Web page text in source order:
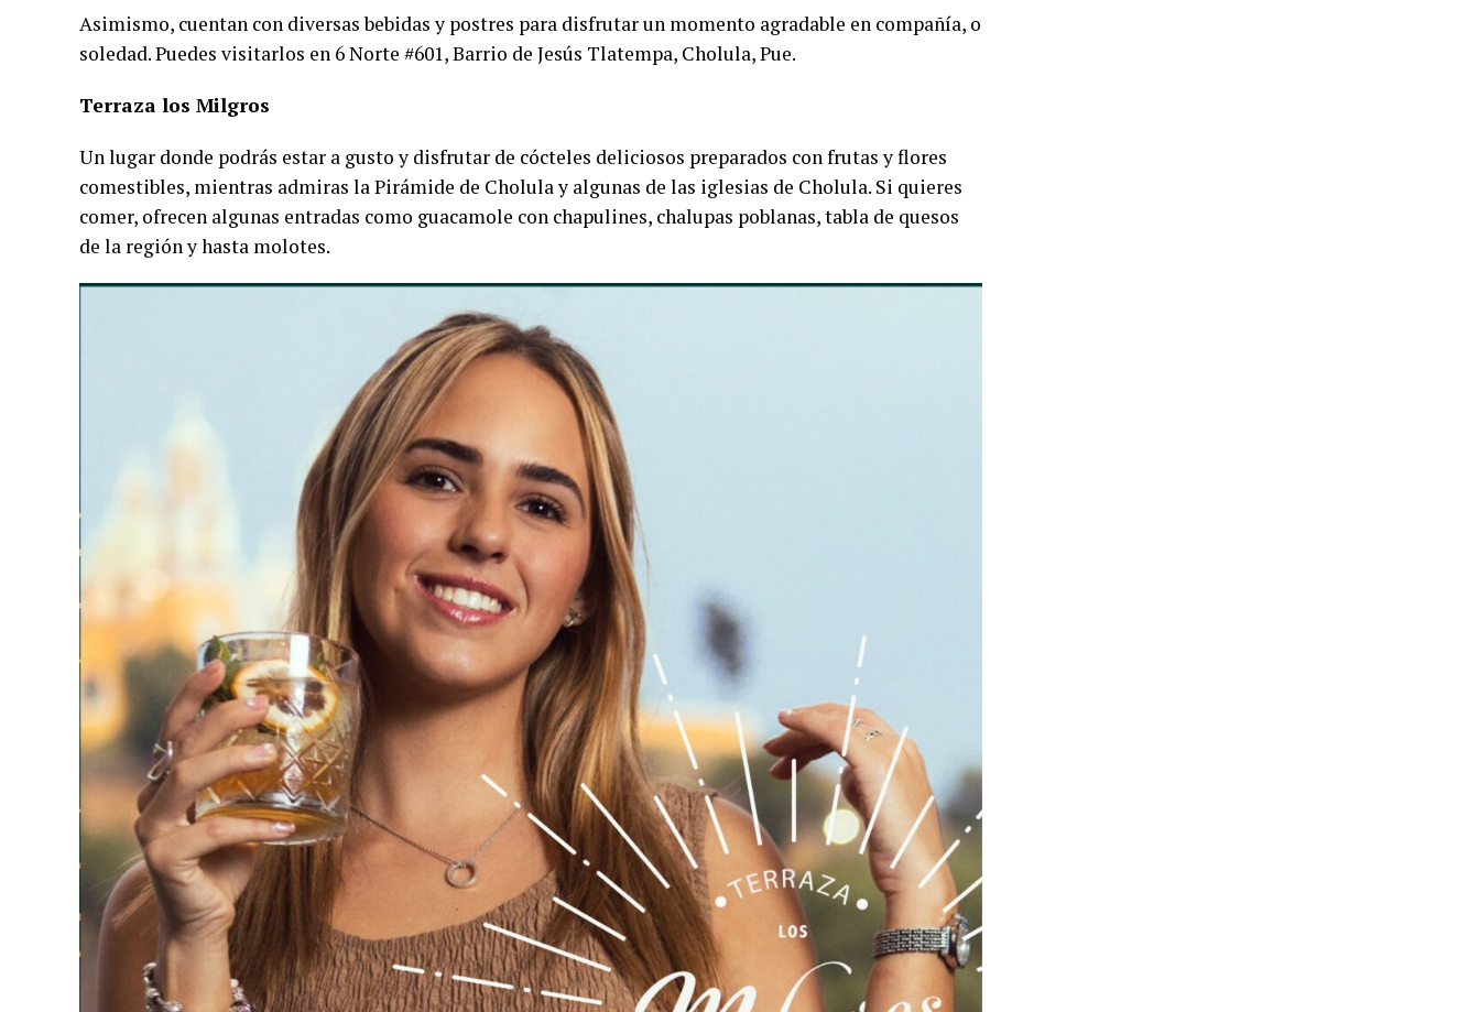
Asimismo, cuentan con diversas bebidas y postres para disfrutar un momento agradable en compañía, o
soledad. Puedes visitarlos en 6 Norte #601, Barrio de Jesús Tlatempa, Cholula, Pue.
Terraza los Milgros
Un lugar donde podrás estar a gusto y disfrutar de cócteles deliciosos preparados con frutas y flores
comestibles, mientras admiras la Pirámide de Cholula y algunas de las iglesias de Cholula. Si quieres
comer, ofrecen algunas entradas como guacamole con chapulines, chalupas poblanas, tabla de quesos
de la región y hasta molotes.